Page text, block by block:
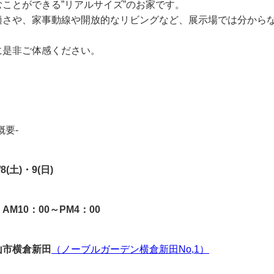
とができる”リアルサイズ”のお家です。
や、家事動線や開放的なリビングなど、展示場では分から
非ご体感ください。
要-
土)・9(日)
AM10：00～PM4：00
横倉新田 （ノーブルガーデン横倉新田No,1）